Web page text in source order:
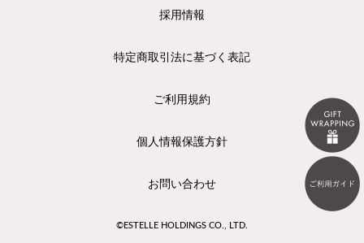
採用情報
特定商取引法に基づく表記
ご利用規約
個人情報保護方針
お問い合わせ
©ESTELLE HOLDINGS CO., LTD.